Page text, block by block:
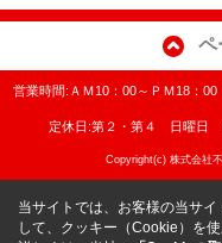
ペ
営業時間:ＡＭ10：00～ＰＭ18：
定休日:第２・第４ 日曜日
Copyright(c) 株式会社
当サイトでは、お客様の当サ
して、クッキー（Cookie）を使